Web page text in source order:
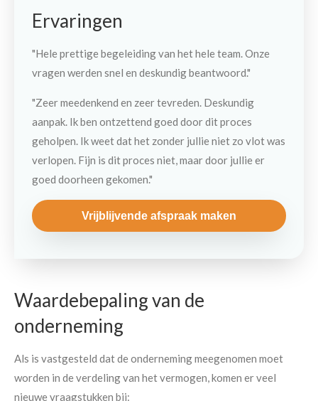
Ervaringen
"Hele prettige begeleiding van het hele team. Onze
vragen werden snel en deskundig beantwoord."
"Zeer meedenkend en zeer tevreden. Deskundig
aanpak. Ik ben ontzettend goed door dit proces
geholpen. Ik weet dat het zonder jullie niet zo vlot was
verlopen. Fijn is dit proces niet, maar door jullie er
goed doorheen gekomen."
Vrijblijvende afspraak maken
Waardebepaling van de
onderneming
Als is vastgesteld dat de onderneming meegenomen moet
worden in de verdeling van het vermogen, komen er veel
nieuwe vraagstukken bij: